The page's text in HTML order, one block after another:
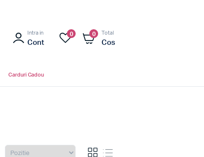
Intra in
Cont
0 Total
Cos
0
Carduri Cadou